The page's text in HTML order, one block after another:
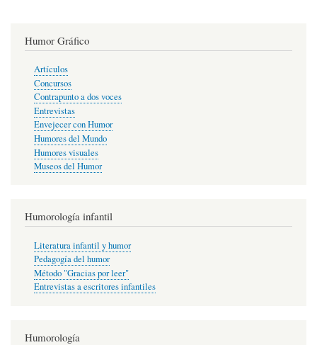
Humor Gráfico
Artículos
Concursos
Contrapunto a dos voces
Entrevistas
Envejecer con Humor
Humores del Mundo
Humores visuales
Museos del Humor
Humorología infantil
Literatura infantil y humor
Pedagogía del humor
Método "Gracias por leer"
Entrevistas a escritores infantiles
Humorología